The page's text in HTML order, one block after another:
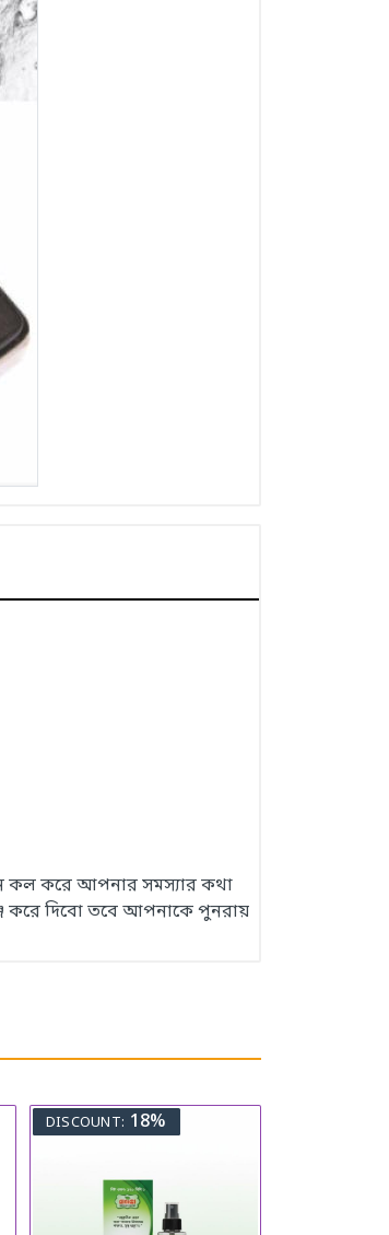
কল করে আপনার সমস্যার কথা
করে দিবো তবে আপনাকে পুনরায়
DISCOUNT: 18%